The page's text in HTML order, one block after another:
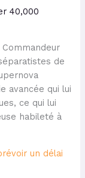
40,000
de
avancée qui lui
ce qui lui
habileté à
un délai